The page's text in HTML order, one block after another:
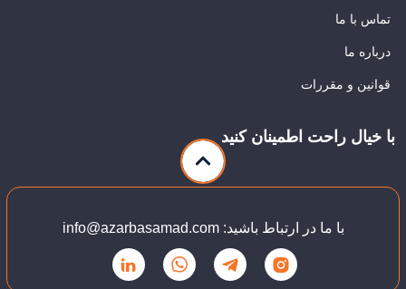
تماس با ما
درباره ما
قوانین و مقررات
با خیال راحت اطمینان کنید
با ما در ارتباط باشید: info@azarbasamad.com